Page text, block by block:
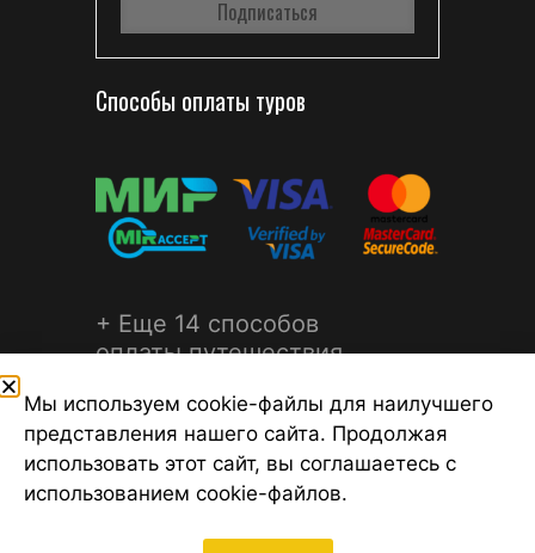
Способы оплаты туров
+ Еще 14 способов
оплаты путешествия
©2026 Турагентство Турсфера - Поиск туров от надежных
Мы используем cookie-файлы для наилучшего
представления нашего сайта. Продолжая
использовать этот сайт, вы соглашаетесь с
использованием cookie-файлов.